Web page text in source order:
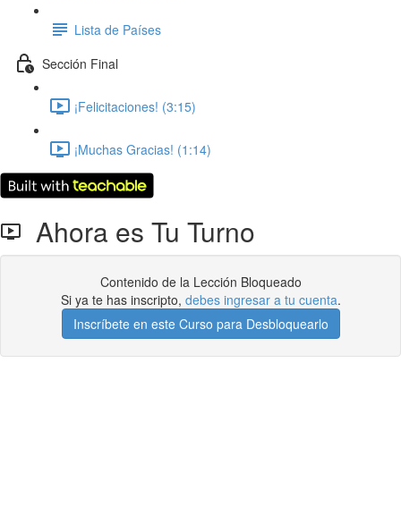
Lista de Países
Sección Final
¡Felicitaciones! (3:15)
¡Muchas Gracias! (1:14)
Ahora es Tu Turno
Contenido de la Lección Bloqueado
Si ya te has inscripto, debes ingresar a tu cuenta.
Inscríbete en este Curso para Desbloquearlo